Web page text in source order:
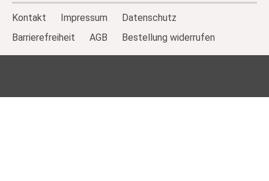
Kontakt Impressum
Datenschutz
Barrierefreiheit
AGB Bestellung widerrufen